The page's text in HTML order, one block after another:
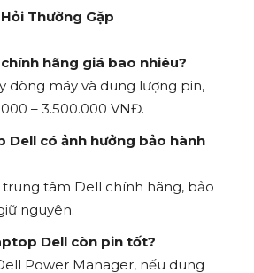
Thường Gặp
hãng giá bao nhiêu?
dòng máy và dung lượng pin,
– 3.500.000 VNĐ.
Dell có ảnh hưởng bảo hành
tâm Dell chính hãng, bảo
nguyên.
Dell còn pin tốt?
Power Manager, nếu dung